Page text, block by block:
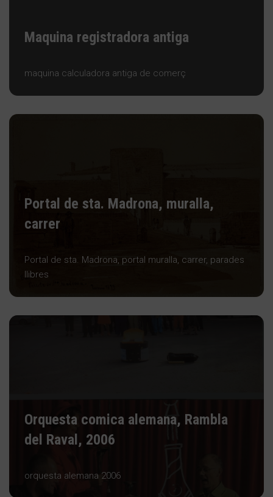
Maquina registradora antiga
maquina calculadora antiga de comerç
Portal de sta. Madrona, muralla,
carrer
Portal de sta. Madrona, portal muralla, carrer, parades
llibres
Orquesta comica alemana, Rambla
del Raval, 2006
orquesta alemana 2006